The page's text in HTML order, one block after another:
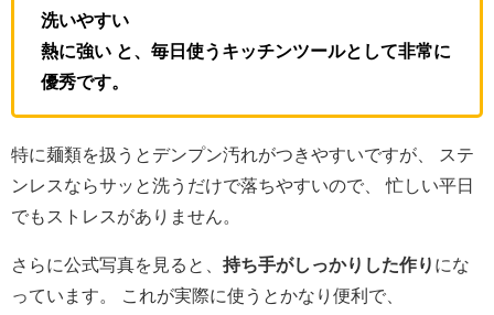
洗いやすい
熱に強い と、毎日使うキッチンツールとして非常に
優秀です。
特に麺類を扱うとデンプン汚れがつきやすいですが、 ステ
ンレスならサッと洗うだけで落ちやすいので、 忙しい平日
でもストレスがありません。
さらに公式写真を見ると、 持ち手がしっかりした作り にな
っています。 これが実際に使うとかなり便利で、